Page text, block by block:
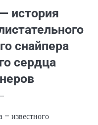
история
снайпера
сердца